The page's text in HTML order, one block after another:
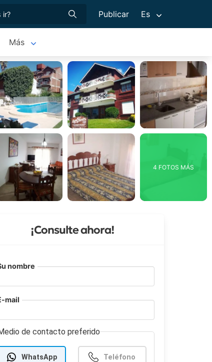
Publicar Es
Más
4 FOTOS MÁS
¡Consulte ahora!
nombre
mail
de contacto preferido
WhatsApp Teléfono